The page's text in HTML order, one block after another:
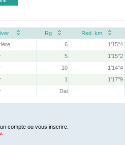
Rg Red. km
6 1'15''4
5 1'15''2
10 1'14''4
1 1'17''9
Dai
compte ou vous inscrire.